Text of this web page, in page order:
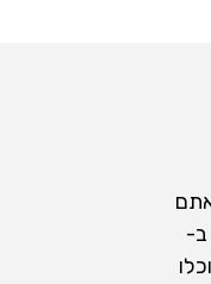
שאתם
ב-